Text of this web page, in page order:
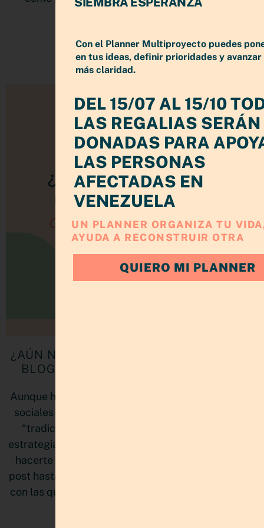
LEER MÁS »
¿AÚN NO SABES CÓMO MONETIZAR UN
BLOG? 6 FORMAS PARA LOGRARLO.
Aunque hoy en día el foco está puesto en las redes
sociales y no se hable tanto de este formato más
“tradicional”, escribir un blog sigue siendo una
estrategia ganadora porque tu blog también puede
hacerte ganar dinero. Si no sabes como, lee este
post hasta el final porque te compartiré 6 maneras
con las que podrás sacarle el jugo (y la plata) a tus
Con el Planner Multiproyecto puedes
en tus ideas, definir prioridades y avanzar
más claridad.
DEL 15/07 AL 15/10
LAS REGALIAS SERÁN
DONADAS PARA
LAS PERSONAS
AFECTADAS EN
VENEZUELA
UN PLANNER ORGANIZA TU
AYUDA A RECONSTRUIR OTRA
QUIERO MI PLANNER